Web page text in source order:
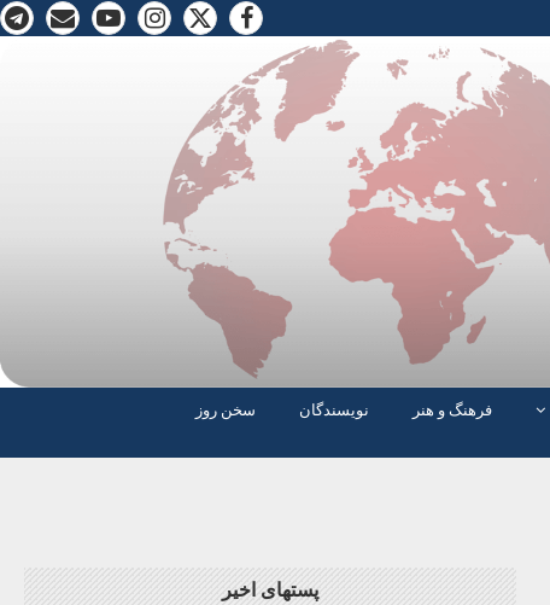
فرهنگ و هنر نویسندگان
سخن روز
پستهای اخیر